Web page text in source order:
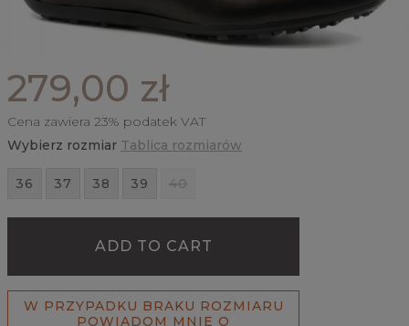
279,00 zł
Cena zawiera 23% podatek VAT
Wybierz rozmiar Tablica rozmiarów
36 37 38 39 40
ADD TO CART
W PRZYPADKU BRAKU ROZMIARU
POWIADOM MNIE O